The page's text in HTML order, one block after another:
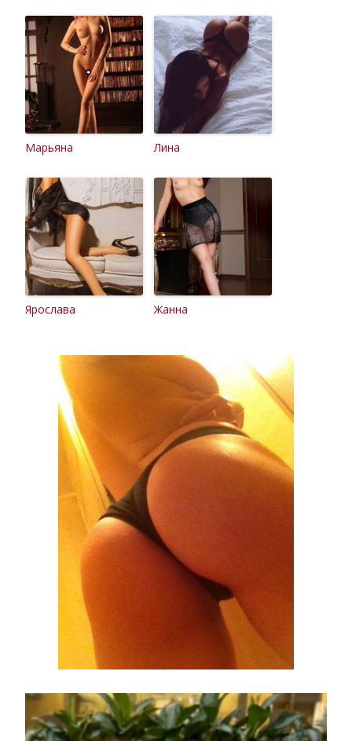
Марьяна Лина
Ярослава Жанна